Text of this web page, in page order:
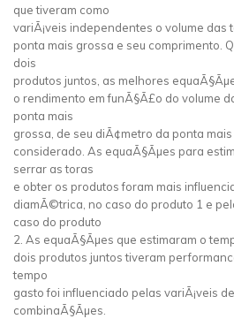
que tiveram como
variÃ¡veis independentes o volume das
ponta mais grossa e seu comprimento.
dois
produtos juntos, as melhores
o rendimento em funÃ§Ã£o do volume
ponta mais
grossa, de seu diÃ¢metro da ponta
considerado. As equaÃ§Ãµes para
serrar as toras
e obter os produtos foram mais
diamÃ©trica, no caso do produto 1 e
caso do produto
2. As equaÃ§Ãµes que estimaram o
dois produtos juntos tiveram
tempo
gasto foi influenciado pelas variÃ¡veis
combinaÃ§Ãµes.